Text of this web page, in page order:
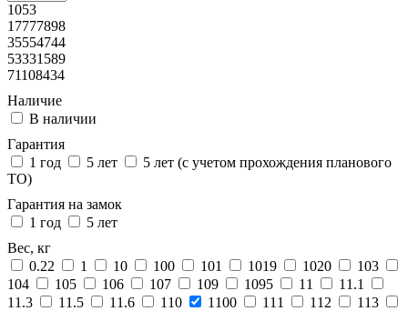
1053
17777898
35554744
53331589
71108434
Наличие
В наличии
Гарантия
1 год
5 лет
5 лет (с учетом прохождения планового
ТО)
Гарантия на замок
1 год
5 лет
Вес, кг
0.22
1 10 100 101 1019 1020
103
104
105 106 107 109 1095 11
11.1
11.3
11.5 11.6 110 1100 111 112
113